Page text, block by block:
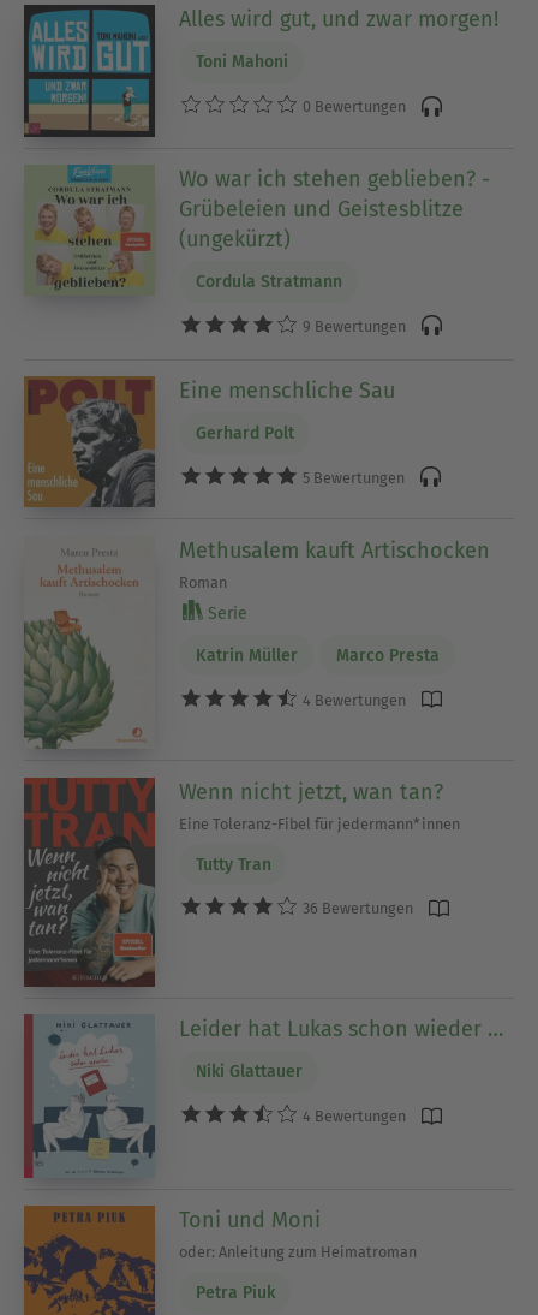
Alles wird gut, und zwar morgen!
Toni Mahoni
0 Bewertungen
Wo war ich stehen geblieben? -
Grübeleien und Geistesblitze
(ungekürzt)
Cordula Stratmann
9 Bewertungen
Eine menschliche Sau
Gerhard Polt
5 Bewertungen
Methusalem kauft Artischocken
Roman
Serie
Katrin Müller Marco Presta
4 Bewertungen
Wenn nicht jetzt, wan tan?
Eine Toleranz-Fibel für jedermann*innen
Tutty Tran
36 Bewertungen
Leider hat Lukas schon wieder …
Niki Glattauer
4 Bewertungen
Toni und Moni
oder: Anleitung zum Heimatroman
Petra Piuk